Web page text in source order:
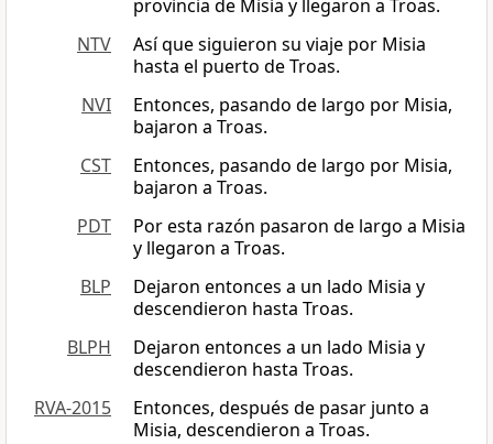
provincia de Misia y llegaron a Troas.
NTV
Así que siguieron su viaje por Misia
hasta el puerto de Troas.
NVI
Entonces, pasando de largo por Misia,
bajaron a Troas.
CST
Entonces, pasando de largo por Misia,
bajaron a Troas.
PDT
Por esta razón pasaron de largo a Misia
y llegaron a Troas.
BLP
Dejaron entonces a un lado Misia y
descendieron hasta Troas.
BLPH
Dejaron entonces a un lado Misia y
descendieron hasta Troas.
RVA-2015
Entonces, después de pasar junto a
Misia, descendieron a Troas.